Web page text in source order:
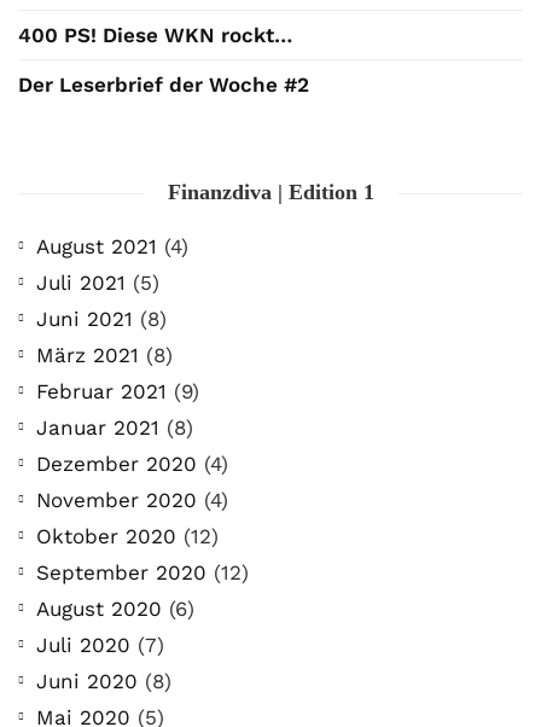
400 PS! Diese WKN rockt…
Der Leserbrief der Woche #2
Finanzdiva | Edition 1
August 2021 (4)
Juli 2021 (5)
Juni 2021 (8)
März 2021 (8)
Februar 2021 (9)
Januar 2021 (8)
Dezember 2020 (4)
November 2020 (4)
Oktober 2020 (12)
September 2020 (12)
August 2020 (6)
Juli 2020 (7)
Juni 2020 (8)
Mai 2020 (5)